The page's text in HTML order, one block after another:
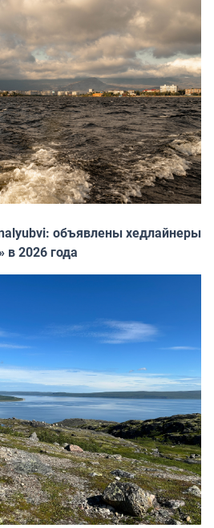
объявлены хедлайнеры
в 2026 года